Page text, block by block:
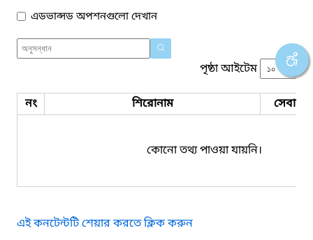
এডভান্সড অপশনগুলো দেখান
পৃষ্ঠা আইটেম
নং শিরোনাম সেবার
কোনো তথ্য পাওয়া যায়নি।
এই কনটেন্টটি শেয়ার করতে ক্লিক করুন